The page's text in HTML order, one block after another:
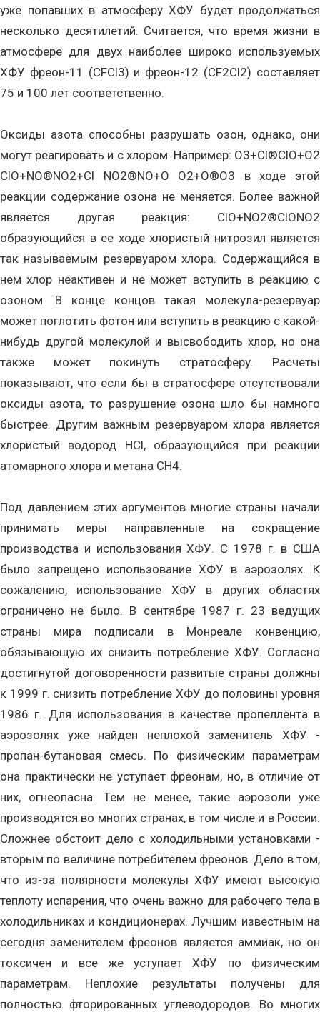
уже попавших в атмосферу ХФУ будет продолжаться
несколько десятилетий. Считается, что время жизни в
атмосфере для двух наиболее широко используемых
ХФУ фреон-11 (CFCl3) и фреон-12 (CF2Cl2) составляет
75 и 100 лет соответственно.
Оксиды азота способны разрушать озон, однако, они
могут реагировать и с хлором. Например: O3+Cl®ClO+O2
ClO+NO®NO2+Cl NO2®NO+O O2+O®O3 в ходе этой
реакции содержание озона не меняется. Более важной
является другая реакция: ClO+NO2®ClONO2
образующийся в ее ходе хлористый нитрозил является
так называемым резервуаром хлора. Содержащийся в
нем хлор неактивен и не может вступить в реакцию с
озоном. В конце концов такая молекула-резервуар
может поглотить фотон или вступить в реакцию с какой-
нибудь другой молекулой и высвободить хлор, но она
также может покинуть стратосферу. Расчеты
показывают, что если бы в стратосфере отсутствовали
оксиды азота, то разрушение озона шло бы намного
быстрее. Другим важным резервуаром хлора является
хлористый водород HCl, образующийся при реакции
атомарного хлора и метана СH4.
Под давлением этих аргументов многие страны начали
принимать меры направленные на сокращение
производства и использования ХФУ. С 1978 г. в США
было запрещено использование ХФУ в аэрозолях. К
сожалению, использование ХФУ в других областях
ограничено не было. В сентябре 1987 г. 23 ведущих
страны мира подписали в Монреале конвенцию,
обязывающую их снизить потребление ХФУ. Согласно
достигнутой договоренности развитые страны должны
к 1999 г. снизить потребление ХФУ до половины уровня
1986 г. Для использования в качестве пропеллента в
аэрозолях уже найден неплохой заменитель ХФУ -
пропан-бутановая смесь. По физическим параметрам
она практически не уступает фреонам, но, в отличие от
них, огнеопасна. Тем не менее, такие аэрозоли уже
производятся во многих странах, в том числе и в России.
Сложнее обстоит дело с холодильными установками -
вторым по величине потребителем фреонов. Дело в том,
что из-за полярности молекулы ХФУ имеют высокую
теплоту испарения, что очень важно для рабочего тела в
холодильниках и кондиционерах. Лучшим известным на
сегодня заменителем фреонов является аммиак, но он
токсичен и все же уступает ХФУ по физическим
параметрам. Неплохие результаты получены для
полностью фторированных углеводородов. Во многих